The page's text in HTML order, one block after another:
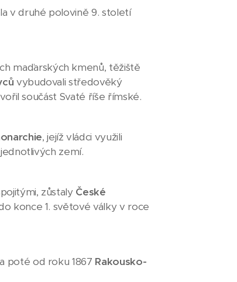
v druhé polovině 9. století
maďarských kmenů, těžiště
vybudovali středověký
součást Svaté říše římské.
, jejíž vládci využili
zemí.
zůstaly České
konce 1. světové války v roce
poté od roku 1867 Rakousko-